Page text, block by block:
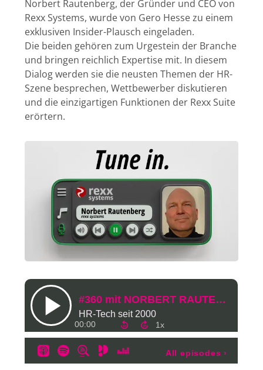
Norbert Rautenberg, der Gründer und CEO von
Rexx Systems, wurde von Gero Hesse zu einem
exklusiven Insider-Plausch eingeladen.
Die beiden gehören zum Urgestein der Branche
und bringen reichlich Expertise mit. In diesem
Dialog werden sie die neusten Themen der HR-
Szene besprechen, Wettbewerber diskutieren
und die einzigartigen Funktionen der Rexx Suite
erörtern.